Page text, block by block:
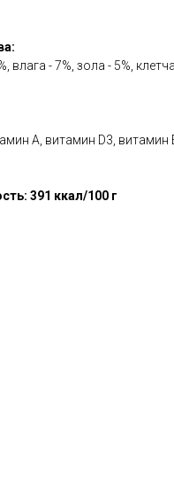
влага - 7%, зола - 5%,
А, витамин D3,
391 ккал/100 г